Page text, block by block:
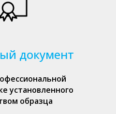
документ
установленного
образца